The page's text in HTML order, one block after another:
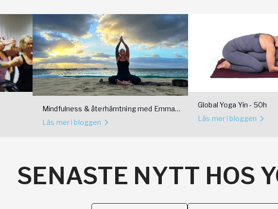
Mindfulness & återhämtning med Emma
Guldner
Läs mer i bloggen
Global Yoga Yin - 50h
Läs mer i bloggen
SENASTE NYTT HOS